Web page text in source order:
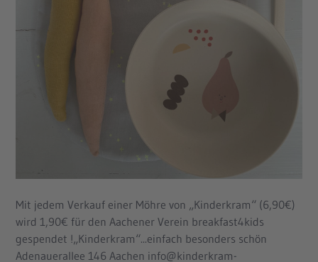
Mit jedem Verkauf einer Möhre von „Kinderkram“ (6,90€)
wird 1,90€ für den Aachener Verein breakfast4kids
gespendet !„Kinderkram“...einfach besonders schön
Adenauerallee 146 Aachen info@kinderkram-